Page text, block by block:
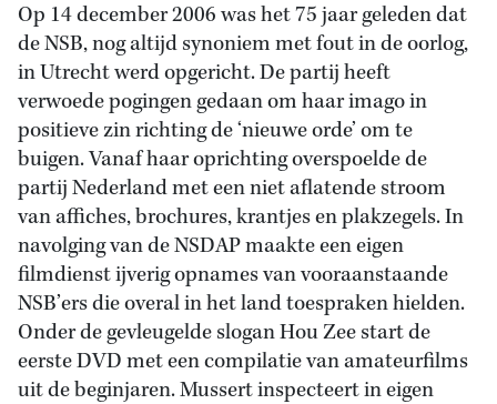
Op 14 december 2006 was het 75 jaar geleden dat
de NSB, nog altijd synoniem met fout in de oorlog,
in Utrecht werd opgericht. De partij heeft
verwoede pogingen gedaan om haar imago in
positieve zin richting de ‘nieuwe orde’ om te
buigen. Vanaf haar oprichting overspoelde de
partij Nederland met een niet aflatende stroom
van affiches, brochures, krantjes en plakzegels. In
navolging van de NSDAP maakte een eigen
filmdienst ijverig opnames van vooraanstaande
NSB’ers die overal in het land toespraken hielden.
Onder de gevleugelde slogan Hou Zee start de
eerste DVD met een compilatie van amateurfilms
uit de beginjaren. Mussert inspecteert in eigen